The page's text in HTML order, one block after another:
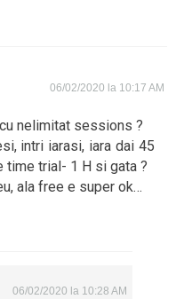
06/02/2020 la 10:17 AM
nelimitat sessions ?
intri iarasi, iara dai 45
time trial- 1 H si gata ?
ala free e super ok…
06/02/2020 la 10:28 AM